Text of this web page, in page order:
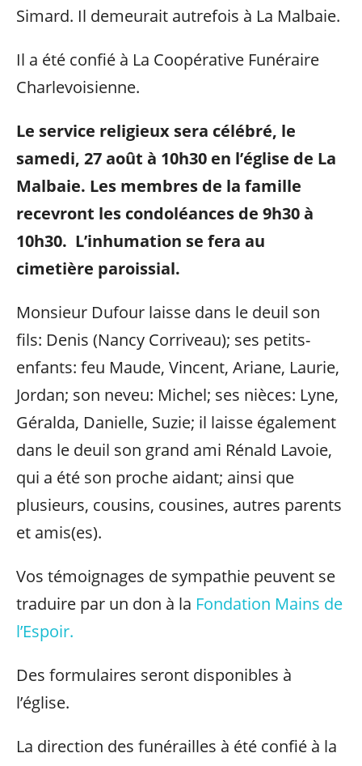
Simard. Il demeurait autrefois à La Malbaie.
Il a été confié à La Coopérative Funéraire
Charlevoisienne.
Le service religieux sera célébré, le
samedi, 27 août à 10h30 en l’église de La
Malbaie. Les membres de la famille
recevront les condoléances de 9h30 à
10h30. L’inhumation se fera au
cimetière paroissial.
Monsieur Dufour laisse dans le deuil son
fils: Denis (Nancy Corriveau); ses petits-
enfants: feu Maude, Vincent, Ariane, Laurie,
Jordan; son neveu: Michel; ses nièces: Lyne,
Géralda, Danielle, Suzie; il laisse également
dans le deuil son grand ami Rénald Lavoie,
qui a été son proche aidant; ainsi que
plusieurs, cousins, cousines, autres parents
et amis(es).
Vos témoignages de sympathie peuvent se
traduire par un don à la Fondation Mains de
l’Espoir.
Des formulaires seront disponibles à
l’église.
La direction des funérailles à été confié à la